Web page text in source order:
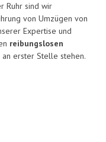
Ruhr sind wir
von Umzügen von
Expertise und
reibungslosen
erster Stelle stehen.